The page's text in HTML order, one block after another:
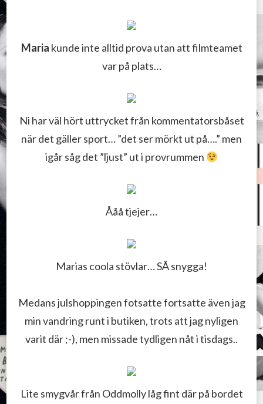
Maria kunde inte alltid prova utan att filmteamet
var på plats…
Ni har väl hört uttrycket från kommentatorsbåset
när det gäller sport… ”det ser mörkt ut på….” men
igår såg det ”ljust” ut i provrummen
Ååå tjejer…
Marias coola stövlar… SÅ snygga!
Medans julshoppingen fotsatte fortsatte även jag
min vandring runt i butiken, trots att jag nyligen
varit där ;-), men missade tydligen nåt i tisdags..
Lite smygvår från Oddmolly låg fint där på bordet